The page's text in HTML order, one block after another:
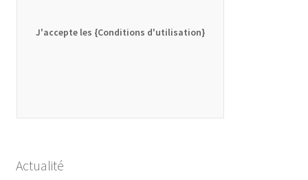
J'accepte les {Conditions d'utilisation}
Actualité